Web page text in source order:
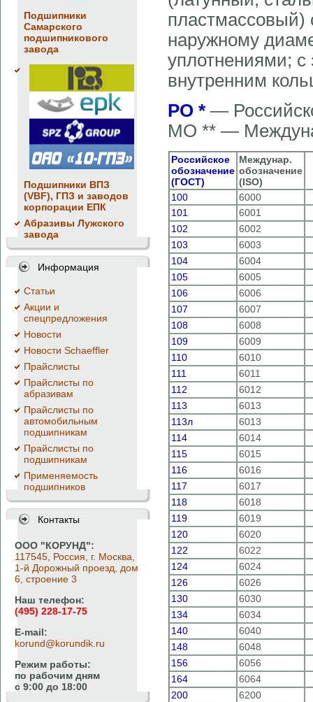
Подшипники
Самарского
подшипникового
завода
Подшипники ВПЗ
(VBF), ГПЗ и заводов
корпорации ЕПК
Абразивы Лужского
завода
Информация
Cтатьи
Акции и
спецпредложения
Новости
Новости Schaeffler
Прайслисты
Прайслисты по
абразивам
Прайслисты по
автомобильным
подшипникам
Прайслисты по
подшипникам
Применяемость
подшипников
Контакты
ООО "КОРУНД":
117545, Россия, г. Москва,
1-й Дорожный проезд, дом
6, строение 3
Наш телефон:
(495) 228-17-75
E-mail:
korund@korundik.ru
Режим работы:
по рабочим дням
с 9:00 до 18:00
пластмассовый)
наружному
уплотнениями;
внутренним
РО * —
МО ** —
Российское
обозначение
(ГОСТ)
Междунар.
обозначение
(ISO)
100
6000
101
6001
102
6002
103
6003
104
6004
105
6005
106
6006
107
6007
108
6008
109
6009
110
6010
111
6011
112
6012
113
6013
113л
6013
114
6014
115
6015
116
6016
117
6017
118
6018
119
6019
120
6020
122
6022
124
6024
126
6026
130
6030
134
6034
140
6040
148
6048
156
6056
164
6064
200
6200